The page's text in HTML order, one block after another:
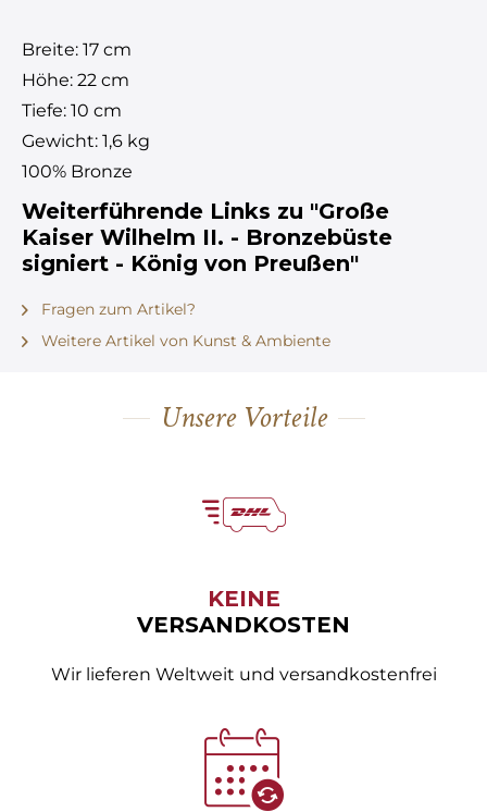
Breite: 17 cm
Höhe: 22 cm
Tiefe: 10 cm
Gewicht: 1,6 kg
100% Bronze
Weiterführende Links zu "Große
Kaiser Wilhelm II. - Bronzebüste
signiert - König von Preußen"
Fragen zum Artikel?
Weitere Artikel von Kunst & Ambiente
Unsere Vorteile
KEINE
VERSANDKOSTEN
Wir lieferen Weltweit und versandkostenfrei